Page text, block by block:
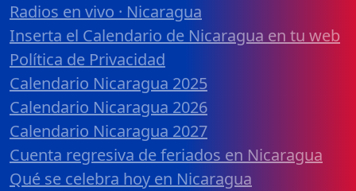
Radios en vivo · Nicaragua
Inserta el Calendario de Nicaragua en tu web
Política de Privacidad
Calendario Nicaragua 2025
Calendario Nicaragua 2026
Calendario Nicaragua 2027
Cuenta regresiva de feriados en Nicaragua
Qué se celebra hoy en Nicaragua